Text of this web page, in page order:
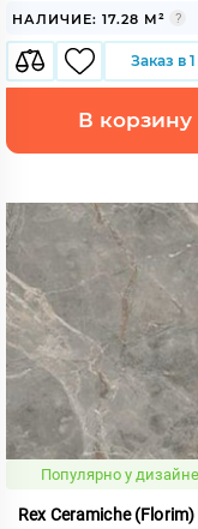
НАЛИЧИЕ: 17.28 М²
Заказ в
В корзину
Популярно у
Rex Ceramiche